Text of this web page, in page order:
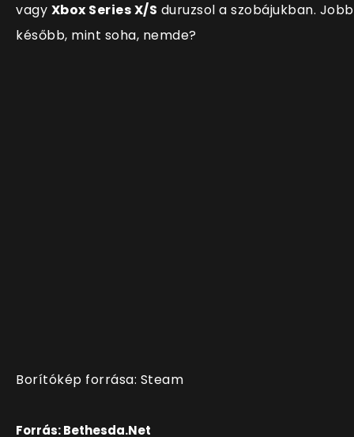
vagy Xbox Series X/S duruzsol a szobájukban. Jobb
később, mint soha, nemde?
Borítókép forrása: Steam
Forrás: Bethesda.Net